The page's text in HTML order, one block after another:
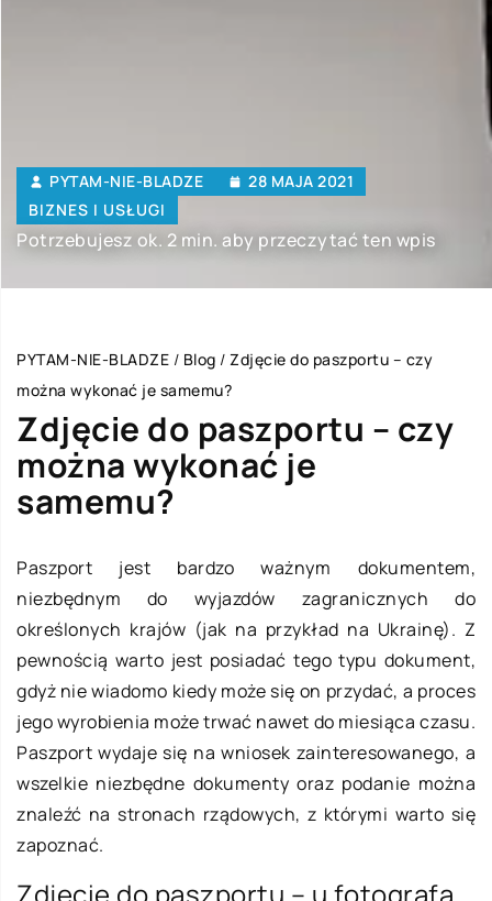
PYTAM-NIE-BLADZE
28 MAJA 2021
BIZNES I USŁUGI
Potrzebujesz ok. 2 min. aby przeczytać ten wpis
PYTAM-NIE-BLADZE / Blog / Zdjęcie do paszportu – czy
można wykonać je samemu?
Zdjęcie do paszportu – czy
można wykonać je
samemu?
Paszport jest bardzo ważnym dokumentem,
niezbędnym do wyjazdów zagranicznych do
określonych krajów (jak na przykład na Ukrainę). Z
pewnością warto jest posiadać tego typu dokument,
gdyż nie wiadomo kiedy może się on przydać, a proces
jego wyrobienia może trwać nawet do miesiąca czasu.
Paszport wydaje się na wniosek zainteresowanego, a
wszelkie niezbędne dokumenty oraz podanie można
znaleźć na stronach rządowych, z którymi warto się
zapoznać.